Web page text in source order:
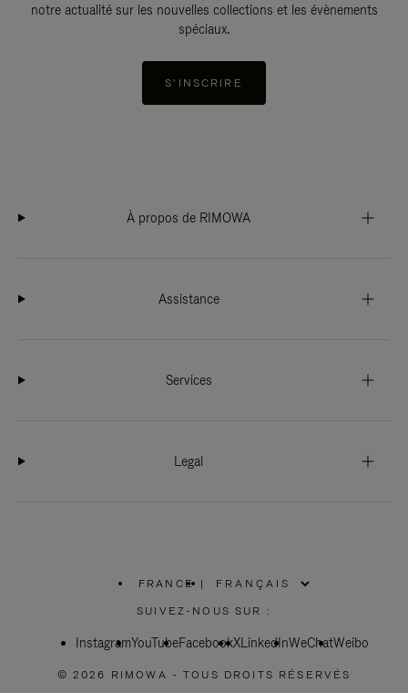
notre actualité sur les nouvelles collections et les évènements
spéciaux.
S'INSCRIRE
À propos de RIMOWA
Assistance
Services
Legal
FRANCE
SÉLECTIONNEZ
VOTRE
|
SUIVEZ-NOUS SUR :
InstagramYouTubeFacebookXLinkedInWeChatWeibo
© 2026 RIMOWA - TOUS DROITS RÉSERVÉS